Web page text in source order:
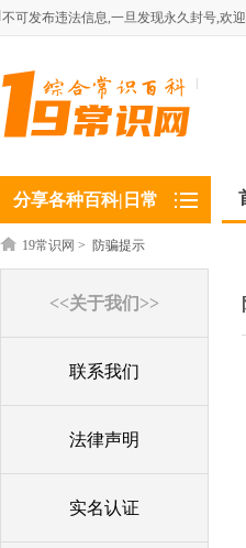
不可发布违法信息,一旦发现永久封号,欢迎
分享各种百科|日常
19常识网 > 防骗提示
<<关于我们>>
联系我们
法律声明
实名认证